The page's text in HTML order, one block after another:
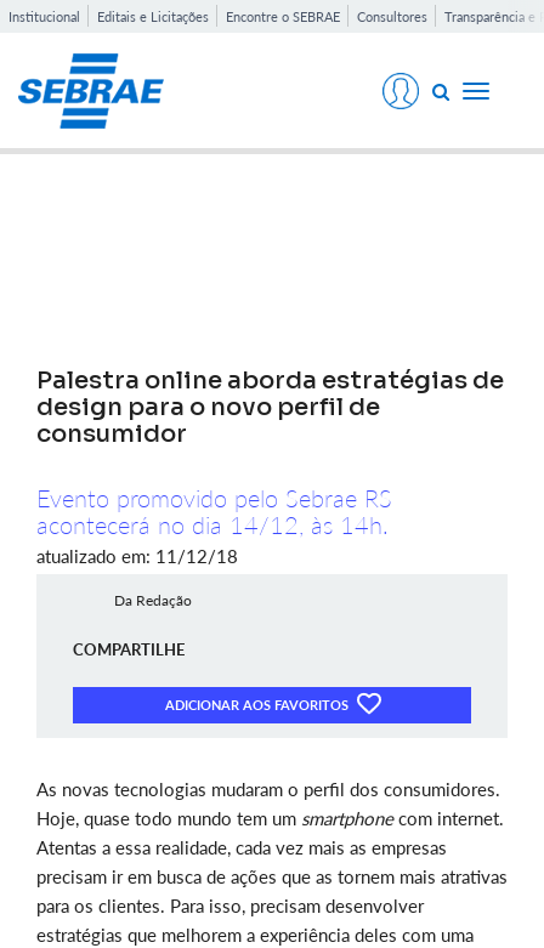
Institucional Editais e Licitações Encontre o SEBRAE Consultores Transparência e
Toggle
Palestra online aborda estratégias de
design para o novo perfil de
consumidor
Evento promovido pelo Sebrae RS
acontecerá no dia 14/12, às 14h.
atualizado em: 11/12/18
Da Redação
COMPARTILHE
ADICIONAR AOS FAVORITOS
As novas tecnologias mudaram o perfil dos consumidores.
Hoje, quase todo mundo tem um smartphonecom internet.
Atentas a essa realidade, cada vez mais as empresas
precisam ir em busca de ações que as tornem mais atrativas
para os clientes. Para isso, precisam desenvolver
estratégias que melhorem a experiência deles com uma